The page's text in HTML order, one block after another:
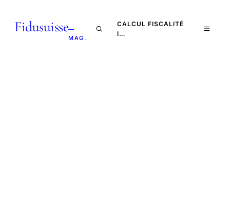
Fidusuisse—
MAG.
CALCUL FISCALITÉ
I…